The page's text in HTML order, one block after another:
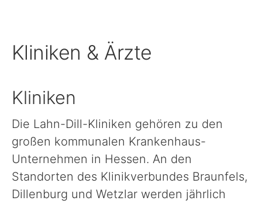
Gesundheit
Einwanderung, Auswanderung & Integration
Inklusion
Kliniken & Ärzte
Kliniken
Die Lahn-Dill-Kliniken gehören zu den
großen kommunalen Krankenhaus-
Unternehmen in Hessen. An den
Standorten des Klinikverbundes Braunfels,
Dillenburg und Wetzlar werden jährlich